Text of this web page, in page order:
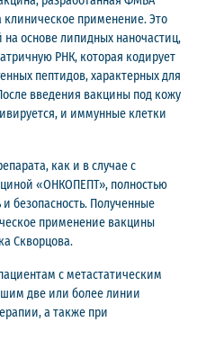
применение. Это
основе липидных наночастиц,
РНК, которая кодирует
пептидов, характерных для
введения вакцины под кожу
и иммунные клетки
как и в случае с
«ОНКОПЕПТ», полностью
безопасность. Полученные
применение вакцины
Скворцова.
с метастатическим
две или более линии
а также при